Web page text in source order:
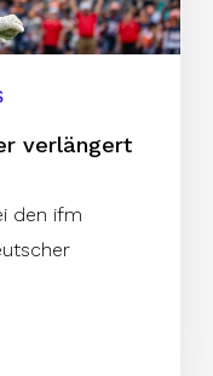
verlängert
den ifm